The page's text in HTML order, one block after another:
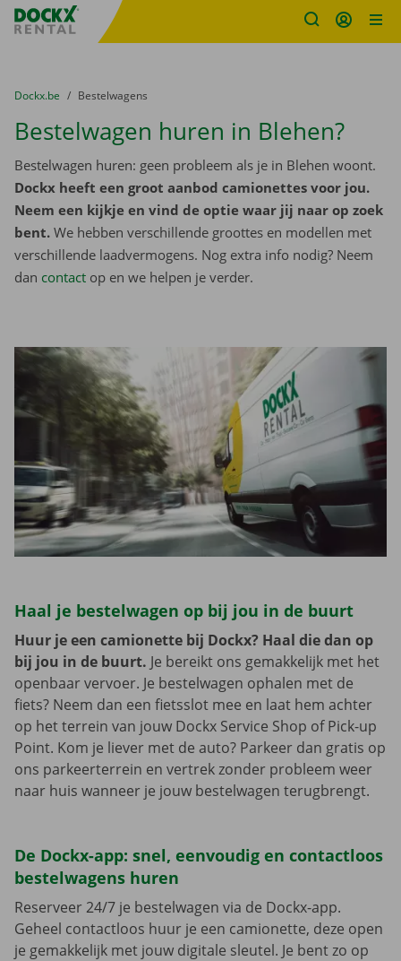
Fratello DEMO
U bevindt zich hier:
van
Dockx.be naar
Bestelwagens
Bestelwagen huren in Blehen?
Bestelwagen huren: geen probleem als je in Blehen woont.
Dockx heeft een groot aanbod camionettes voor jou.
Neem een kijkje en vind de optie waar jij naar op zoek
bent. We hebben verschillende groottes en modellen met
verschillende laadvermogens. Nog extra info nodig? Neem
dan contact op en we helpen je verder.
Haal je bestelwagen op bij jou in de buurt
Huur je een camionette bij Dockx? Haal die dan op
bij jou in de buurt. Je bereikt ons gemakkelijk met het
openbaar vervoer. Je bestelwagen ophalen met de
fiets? Neem dan een fietsslot mee en laat hem achter
op het terrein van jouw Dockx Service Shop of Pick-up
Point. Kom je liever met de auto? Parkeer dan gratis op
ons parkeerterrein en vertrek zonder probleem weer
naar huis wanneer je jouw bestelwagen terugbrengt.
De Dockx-app: snel, eenvoudig en contactloos
bestelwagens huren
Reserveer 24/7 je bestelwagen via de Dockx-app.
Geheel contactloos huur je een camionette, deze open
je gemakkelijk met jouw digitale sleutel. Je bent zo op